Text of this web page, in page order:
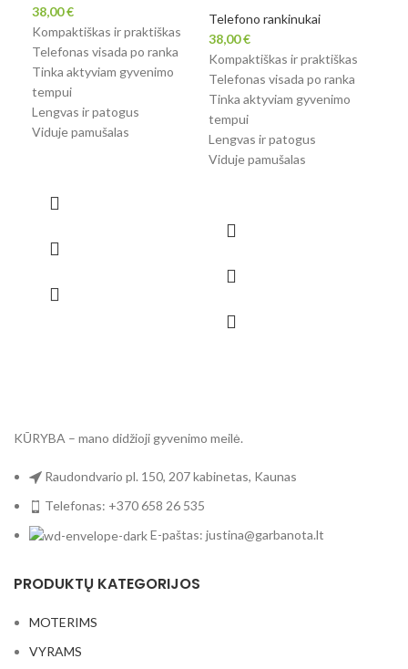
38,00€
Kompaktiškas ir praktiškas
Telefonas visada po ranka
Tinka aktyviam gyvenimo
tempui
Lengvas ir patogus
Viduje pamušalas
Telefono rankinukai
38,00€
Kompaktiškas ir praktiškas
Telefonas visada po ranka
Tinka aktyviam gyvenimo
tempui
Lengvas ir patogus
Viduje pamušalas
KŪRYBA – mano didžioji gyvenimo meilė.
Raudondvario pl. 150, 207 kabinetas, Kaunas
Telefonas: +370 658 26 535
E-paštas: justina@garbanota.lt
PRODUKTŲ KATEGORIJOS
MOTERIMS
VYRAMS